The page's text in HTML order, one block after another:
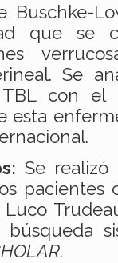
Buschke-
que se
Se
con el
esta
Se realizó
pacientes
búsqueda
.